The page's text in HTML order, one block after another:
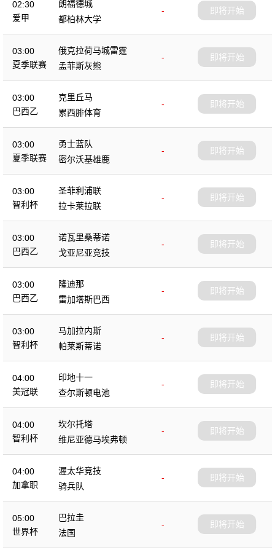
02:30
爱甲
朗福德城
-
都柏林大学
即将开始
03:00
夏季联赛
俄克拉荷马城雷霆
-
孟菲斯灰熊
即将开始
03:00
巴西乙
克里丘马
-
累西腓体育
即将开始
03:00
夏季联赛
勇士蓝队
-
密尔沃基雄鹿
即将开始
03:00
智利杯
圣菲利浦联
-
拉卡莱拉联
即将开始
03:00
巴西乙
诺瓦里桑蒂诺
-
戈亚尼亚竞技
即将开始
03:00
巴西乙
隆迪那
-
雷加塔斯巴西
即将开始
03:00
智利杯
马加拉内斯
-
帕莱斯蒂诺
即将开始
04:00
美冠联
印地十一
-
查尔斯顿电池
即将开始
04:00
智利杯
坎尔托塔
-
维尼亚德马埃弗顿
即将开始
04:00
加拿职
渥太华竞技
-
骑兵队
即将开始
05:00
世界杯
巴拉圭
-
法国
即将开始